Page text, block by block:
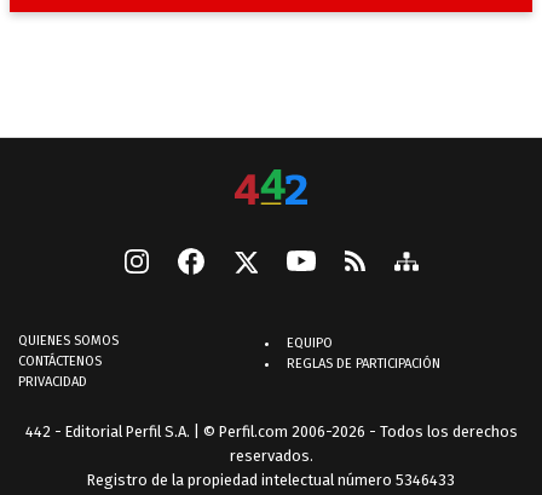
QUIENES SOMOS
CONTÁCTENOS
PRIVACIDAD
EQUIPO
REGLAS DE PARTICIPACIÓN
442 - Editorial Perfil S.A. | © Perfil.com 2006-2026 - Todos los derechos
reservados.
Registro de la propiedad intelectual número 5346433